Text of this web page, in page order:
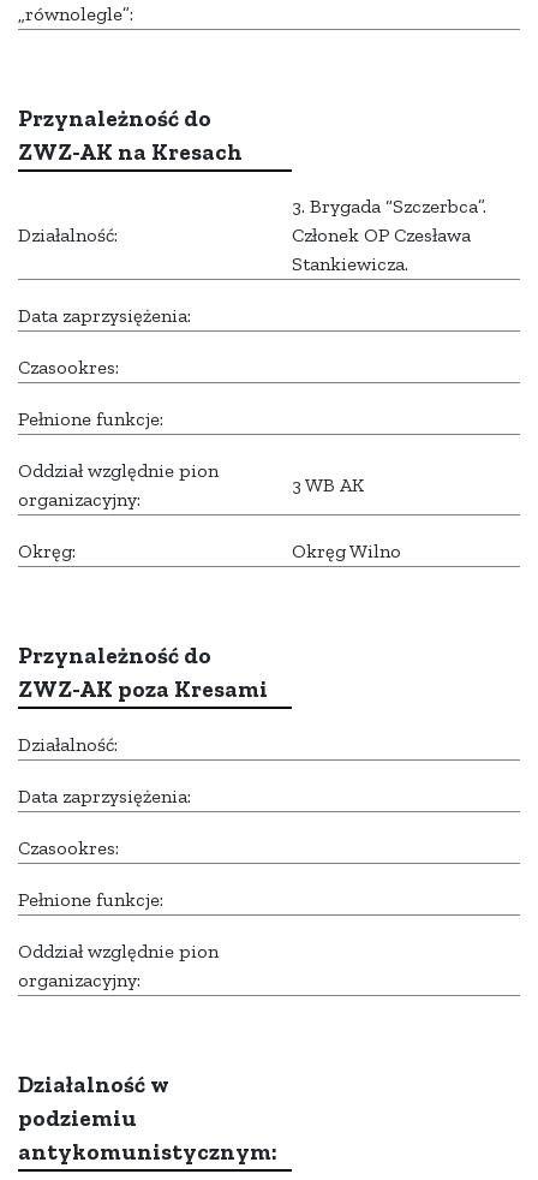
„równolegle”:
Przynależność do
ZWZ-AK na Kresach
Działalność:
3. Brygada “Szczerbca”.
Członek OP Czesława
Stankiewicza.
Data zaprzysiężenia:
Czasookres:
Pełnione funkcje:
Oddział względnie pion
organizacyjny:
3 WB AK
Okręg: Okręg Wilno
Przynależność do
ZWZ-AK poza Kresami
Działalność:
Data zaprzysiężenia:
Czasookres:
Pełnione funkcje:
Oddział względnie pion
organizacyjny:
Działalność w
podziemiu
antykomunistycznym: